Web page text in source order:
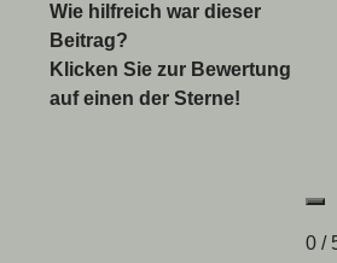
Wie hilfreich war dieser
Beitrag?
Klicken Sie zur Bewertung
auf einen der Sterne!
0 /